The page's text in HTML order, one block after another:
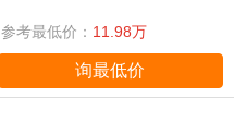
参考最低价： 11.98万
询最低价